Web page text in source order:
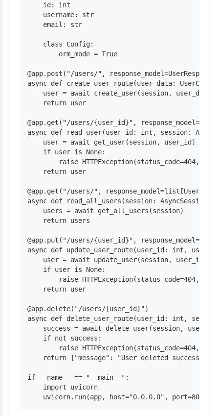
    id: int
    username: str
    email: str
    class Config:
        orm_mode = True
@app.post("/users/", response_model=UserResponse)
async def create_user_route(user_data:
user = await create_user(session,
    return user
@app.get("/users/{user_id}",
async def read_user(user_id: int, session:
    user = await get_user(session, user_id)
    if user is None:
raise HTTPException(status_code=404,
    return user
@app.get("/users/",
async def read_all_users(session: AsyncSession =
    users = await get_all_users(session)
    return users
@app.put("/users/{user_id}",
async def update_user_route(user_id: int,
user = await update_user(session, user_id,
    if user is None:
raise HTTPException(status_code=404,
    return user
@app.delete("/users/{user_id}")
async def delete_user_route(user_id: int,
    success = await delete_user(session, user_id)
    if not success:
raise HTTPException(status_code=404,
return {"message": "User deleted
if __name__ == "__main__":
    import uvicorn